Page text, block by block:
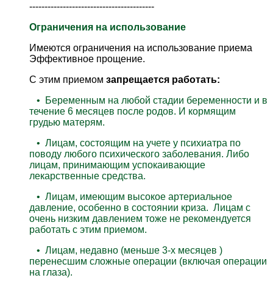
-----------------------------------------
Ограничения на использование
Имеются ограничения на использование приема
Эффективное прощение.
С этим приемом запрещается работать:
• Беременным на любой стадии беременности и в
течение 6 месяцев после родов. И кормящим
грудью матерям.
• Лицам, состоящим на учете у психиатра по
поводу любого психического заболевания. Либо
лицам, принимающим успокаивающие
лекарственные средства.
• Лицам, имеющим высокое артериальное
давление, особенно в состоянии криза. Лицам с
очень низким давлением тоже не рекомендуется
работать с этим приемом.
• Лицам, недавно (меньше 3-х месяцев )
перенесшим сложные операции (включая операции
на глаза).